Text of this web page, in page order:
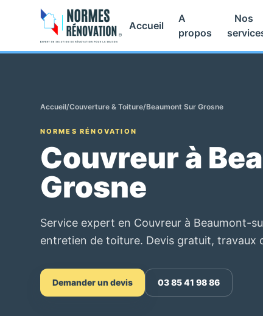
Accueil
A
propos
Nos
Accueil/Couverture & Toiture/Beaumont Sur Grosne
NORMES RÉNOVATION
Couvreur à
Grosne
Service expert en Couvreur à Beaumont-
entretien de toiture. Devis gratuit, travaux
Demander un devis 03 85 41 98 86